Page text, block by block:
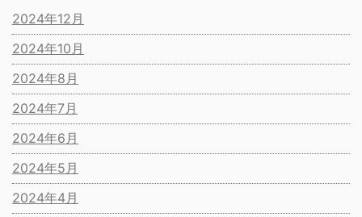
2024年12月
2024年10月
2024年8月
2024年7月
2024年6月
2024年5月
2024年4月